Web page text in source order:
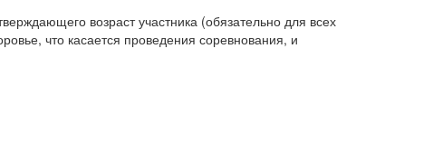
возраст участника (обязательно для всех
что касается проведения соревнования, и